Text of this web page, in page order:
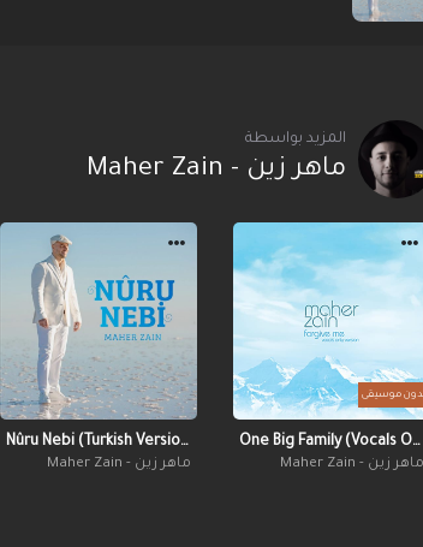
المزيد بواسطة
ماهر زين - Maher Zain
موسيقى
One Big Family (Vocals Only - No Music)
ماهر زين - Maher Zain
Nûru Nebi (Turkish Version)
ماهر زين - Maher Zain